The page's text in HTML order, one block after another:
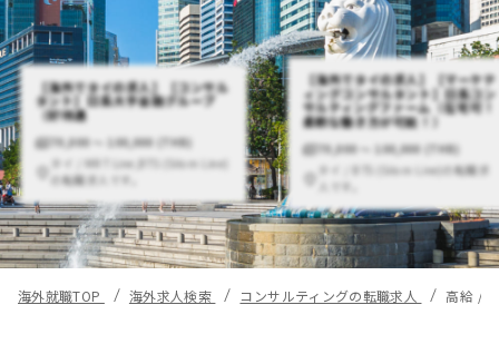
【海外でタイの求人】【コンサル
タント】日系大手金融グループ
（好待遇
70,000 〜 100,000 (THB)
タイ / MRT Line,BTS (Silom Line)
の転職求人です。
【海外でタイの求人】【マーケテ
ィングコンサルタント】日系コン
サルティングファーム（在宅可！
柔軟な働き方が可能！）
70,000 〜 100,000 (THB)
タイ / BTS (Silom Line)の転職求
人です。
海外就職TOP 海外求人検索 コンサルティングの転職求人 高給 /